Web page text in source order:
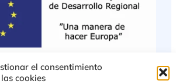
el consentimiento
cookies